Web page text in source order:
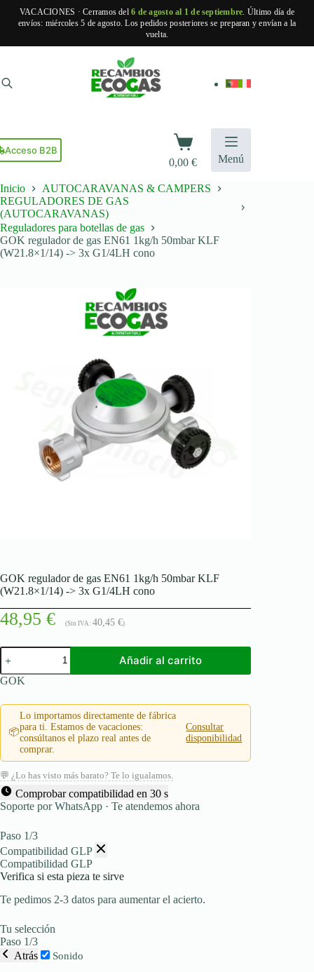
VACACIONES · Cerramos del6 de agosto al 1 de septiembre. Último día de
envíos: miércoles 5 de agosto. Los pedidos posteriores se preparan y envían a la
vuelta.
contenido
Acceso B2B
Carro
de
compra
0,00€ Menú
Inicio
AUTOCARAVANAS & CAMPERS
REGULADORES DE GAS
(AUTOCARAVANAS)
Reguladores para botellas de gas
GOK regulador de gas EN61 1kg/h 50mbar KLF
(W21.8×1/14) -> 3x G1/4LH cono
GOK regulador de gas EN61 1kg/h 50mbar KLF
(W21.8×1/14) -> 3x G1/4LH cono
48,95 € (Sin IVA: 40,45 €)
GOK
regulador
de
gas
1kg/h
50mbar
KLF
(W21.8x1/14)
-
>
3x
G1/4LH
cono
Añadir al carrito
GOK
📦
Lo importamos directamente de fábrica
para ti. Estamos de vacaciones:
consúltanos el plazo real antes de
comprar.
Consultar
disponibilidad
💬 ¿Lo has visto más barato? Te lo igualamos.
Comprobar compatibilidad en 30 s
Soporte por WhatsApp · Te atendemos ahora
Paso 1/3
Compatibilidad GLP
Compatibilidad GLP
Verifica si esta pieza te sirve
Te pedimos 2-3 datos para aumentar el acierto.
Tu selección
Paso 1/3
Atrás
Sonido